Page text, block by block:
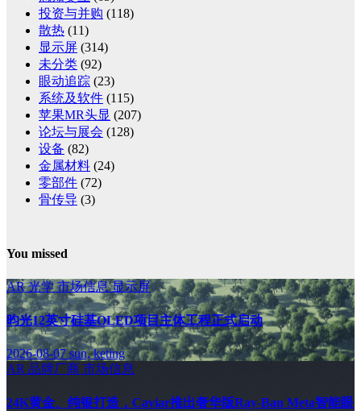
投资与并购 (118)
散热 (11)
显示屏 (314)
未分类 (92)
眼动追踪 (23)
系统及软件 (115)
苹果MR头显 (207)
论坛与展会 (128)
设备 (82)
金属材料 (24)
零部件 (72)
骨传导 (3)
You missed
AR光学市场信息显示屏
昀光12英寸硅基OLED项目主体工程正式启动
2026-08-07sun, keting
AR 品牌厂商 市场信息
24K黄金、纯银打造，Caviar推出奢华版Ray-Ban Meta智能眼